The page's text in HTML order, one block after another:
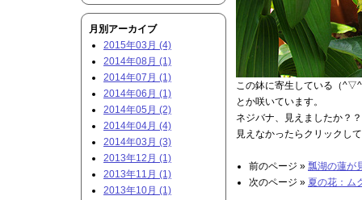
この鉢に寄生している（
とか咲いています。
ネジバナ、見えましたか？
見えなかったらクリックし
前のページ » 瓢湖の蓮
次のページ » 夏の花：
月別アーカイブ
2015年03月 (4)
2014年08月 (1)
2014年07月 (1)
2014年06月 (1)
2014年05月 (2)
2014年04月 (4)
2014年03月 (3)
2013年12月 (1)
2013年11月 (1)
2013年10月 (1)